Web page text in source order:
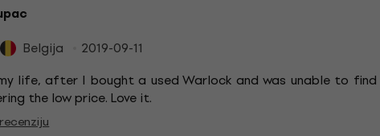
Belgija
2019-09-11
life, after I bought a used Warlock and was unable to
the low price. Love it.